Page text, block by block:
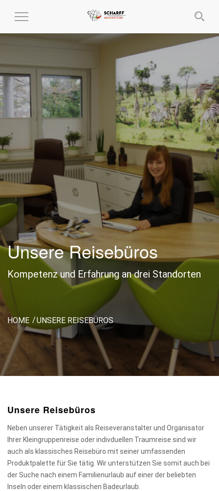
MENÜ
UND
Unsere Reisebüros
Kompetenz und Erfahrung an drei Standorten
HOME UNSERE REISEBÜROS
Unsere Reisebüros
Neben unserer Tätigkeit als Reiseveranstalter und Organisator
Ihrer Kleingruppenreise oder indivduellen Traumreise sind wir
auch als klassisches Reisebüro mit seiner umfassenden
Produktpalette für Sie tätig. Wir unterstützen Sie somit auch bei
der Suche nach einem Familienurlaub auf einer der beliebten
Inseln oder einem klassischen Badeurlaub.